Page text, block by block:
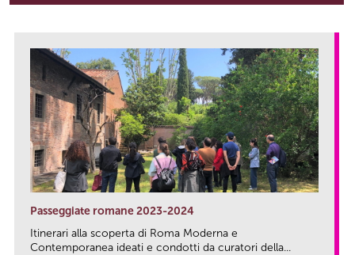
Passeggiate romane 2023-2024
Itinerari alla scoperta di Roma Moderna e
Contemporanea ideati e condotti da curatori della...